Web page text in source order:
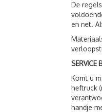
De
en net.
SERVICE
Komt u
heftruck
handje